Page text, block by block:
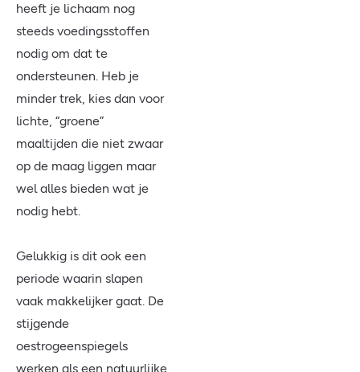
heeft je lichaam nog
steeds voedingsstoffen
nodig om dat te
ondersteunen. Heb je
minder trek, kies dan voor
lichte, “groene”
maaltijden die niet zwaar
op de maag liggen maar
wel alles bieden wat je
nodig hebt.
Gelukkig is dit ook een
periode waarin slapen
vaak makkelijker gaat. De
stijgende
oestrogeenspiegels
werken als een natuurlijke